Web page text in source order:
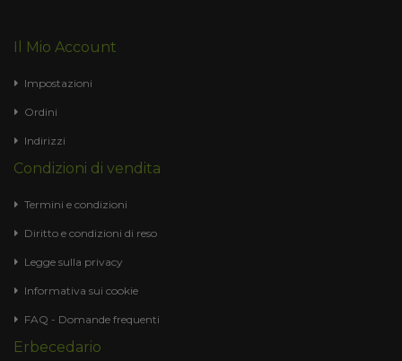
Il Mio Account
Impostazioni
Ordini
Indirizzi
Condizioni di vendita
Termini e condizioni
Diritto e condizioni di reso
Legge sulla privacy
Informativa sui cookie
FAQ - Domande frequenti
Erbecedario